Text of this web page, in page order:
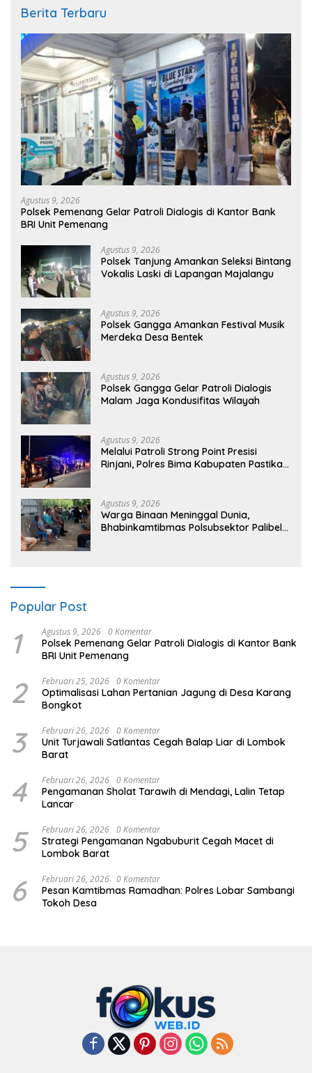
Berita Terbaru
Agustus 9, 2026
Polsek Pemenang Gelar Patroli Dialogis di Kantor Bank
BRI Unit Pemenang
Agustus 9, 2026
Polsek Tanjung Amankan Seleksi Bintang
Vokalis Laski di Lapangan Majalangu
Agustus 9, 2026
Polsek Gangga Amankan Festival Musik
Merdeka Desa Bentek
Agustus 9, 2026
Polsek Gangga Gelar Patroli Dialogis
Malam Jaga Kondusifitas Wilayah
Agustus 9, 2026
Melalui Patroli Strong Point Presisi
Rinjani, Polres Bima Kabupaten Pastikan
Agustus 9, 2026
Warga Binaan Meninggal Dunia,
Bhabinkamtibmas Polsubsektor Palibelo
Popular Post
1 Agustus 9, 2026 0 Komentar
Polsek Pemenang Gelar Patroli Dialogis di Kantor Bank
BRI Unit Pemenang
2 Februari 25, 2026 0 Komentar
Optimalisasi Lahan Pertanian Jagung di Desa Karang
Bongkot
3 Februari 26, 2026 0 Komentar
Unit Turjawali Satlantas Cegah Balap Liar di Lombok
Barat
4 Februari 26, 2026 0 Komentar
Pengamanan Sholat Tarawih di Mendagi, Lalin Tetap
Lancar
5 Februari 26, 2026 0 Komentar
Strategi Pengamanan Ngabuburit Cegah Macet di
Lombok Barat
6 Februari 26, 2026 0 Komentar
Pesan Kamtibmas Ramadhan: Polres Lobar Sambangi
Tokoh Desa